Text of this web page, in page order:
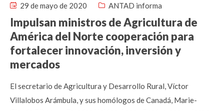
29 de mayo de 2020 ANTAD informa
Impulsan ministros de Agricultura de
América del Norte cooperación para
fortalecer innovación, inversión y
mercados
El secretario de Agricultura y Desarrollo Rural, Víctor
Villalobos Arámbula, y sus homólogos de Canadá, Marie-